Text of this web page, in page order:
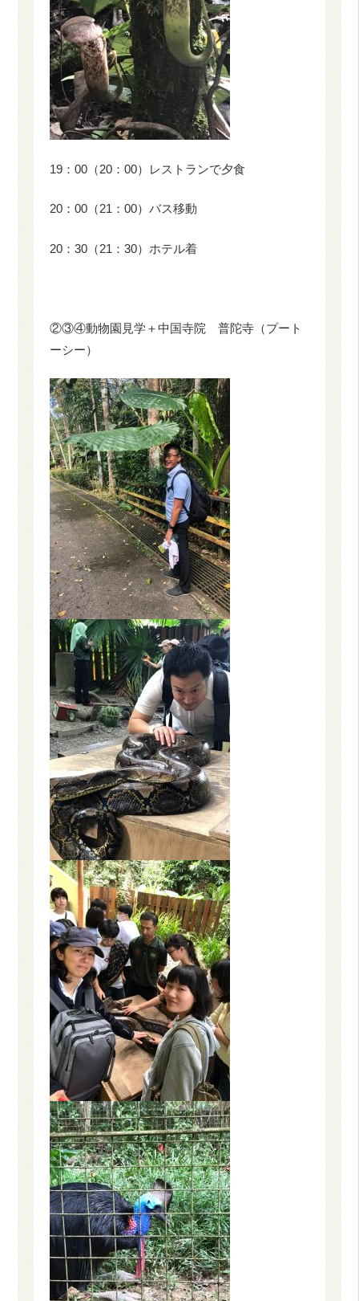
19：00（20：00）レストランで夕食
20：00（21：00）バス移動
20：30（21：30）ホテル着
②③④動物園見学＋中国寺院 普陀寺（プート
ーシー）